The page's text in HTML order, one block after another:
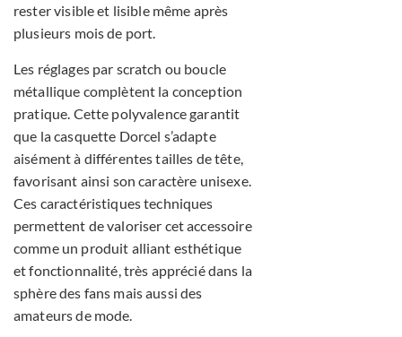
rester visible et lisible même après
plusieurs mois de port.
Les réglages par scratch ou boucle
métallique complètent la conception
pratique. Cette polyvalence garantit
que la casquette Dorcel s’adapte
aisément à différentes tailles de tête,
favorisant ainsi son caractère unisexe.
Ces caractéristiques techniques
permettent de valoriser cet accessoire
comme un produit alliant esthétique
et fonctionnalité, très apprécié dans la
sphère des fans mais aussi des
amateurs de mode.